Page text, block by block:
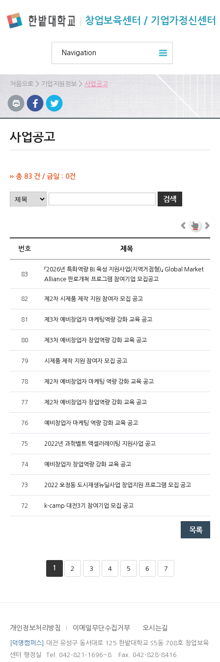
창업보육센터 / 기업가정신센터
Navigation
처음으로 > 기업지원정보 > 사업공고
사업공고
총 83 건 / 금일 : 0건
번호 제목
83
『2026년 특화역량 BI 육성 지원사업(지역거점형)』 Global Market
Alliance 판로개척 프로그램 참여기업 모집공고
82 제2차 시제품 제작 지원 참여자 모집 공고
81 제3차 예비창업자 마케팅역량 강화 교육 공고
80 제3차 예비창업자 창업역량 강화 교육 공고
79 시제품 제작 지원 참여자 모집 공고
78 제2차 예비창업자 마케팅 역량 강화 교육 공고
77 제2차 예비창업자 창업역량 강화 교육 공고
76 예비창업자 마케팅 역량 강화 교육 공고
75 2022년 과학벨트 액셀러레이팅 지원사업 공고
74 예비창업자 창업역량 강화 교육 공고
73 2022 오정동 도시재생뉴딜사업 창업지원 프로그램 모집 공고
72 k-camp 대전3기 참여기업 모집 공고
1 2 3 4 5 6 7
개인정보처리방침 이메일무단수집거부 오시는길
[덕명캠퍼스]
대전 유성구 동서대로 125 한밭대학교 S5동 708호 창업보육
센터 행정실
Tel. 042-821-1696~8 Fax. 042-828-8416